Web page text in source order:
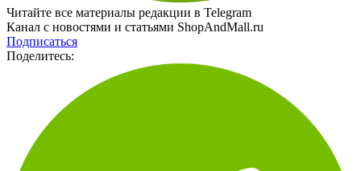
Читайте все материалы редакции в Telegram
Канал с новостями и статьями ShopAndMall.ru
Подписаться
Поделитесь: